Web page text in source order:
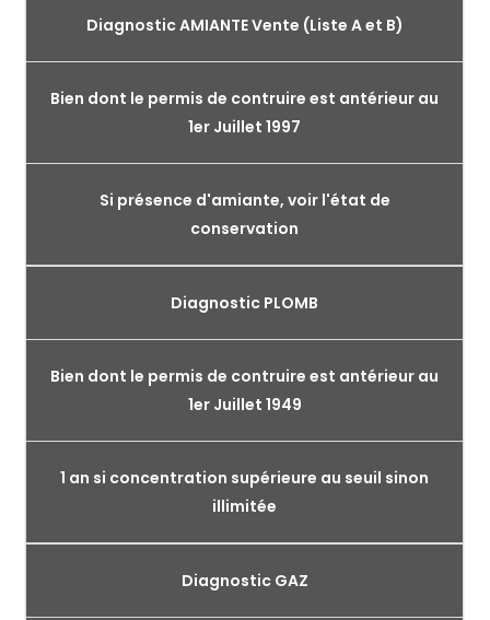
Diagnostic AMIANTE Vente (Liste A et B)
Bien dont le permis de contruire est antérieur au
1er Juillet 1997
Si présence d'amiante, voir l'état de
conservation
Diagnostic PLOMB
Bien dont le permis de contruire est antérieur au
1er Juillet 1949
1 an si concentration supérieure au seuil sinon
illimitée
Diagnostic GAZ